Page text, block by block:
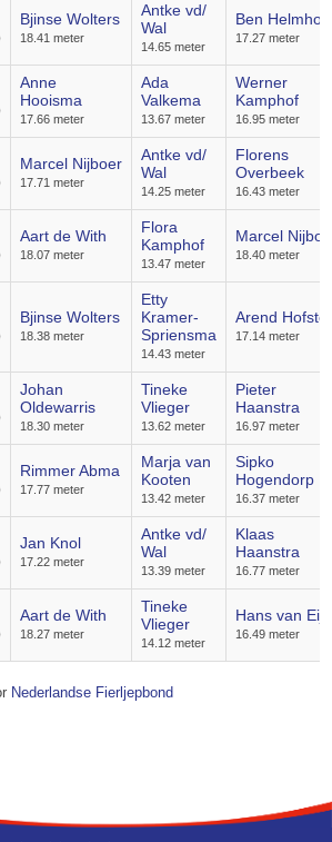
Bjinse Wolters
18.41 meter
Antke vd/
Wal
14.65 meter
Ben Helmholt
17.27 meter
Anne
Hooisma
17.66 meter
Ada
Valkema
13.67 meter
Werner
Kamphof
16.95 meter
Marcel Nijboer
17.71 meter
Antke vd/
Wal
14.25 meter
Florens
Overbeek
16.43 meter
Aart de With
18.07 meter
Flora
Kamphof
13.47 meter
Marcel
18.40 meter
Bjinse Wolters
18.38 meter
Etty
Kramer-
Spriensma
14.43 meter
Arend
17.14 meter
Johan
Oldewarris
18.30 meter
Tineke
Vlieger
13.62 meter
Pieter
Haanstra
16.97 meter
Rimmer Abma
17.77 meter
Marja van
Kooten
13.42 meter
Sipko
Hogendorp
16.37 meter
Jan Knol
17.22 meter
Antke vd/
Wal
13.39 meter
Klaas
Haanstra
16.77 meter
Aart de With
18.27 meter
Tineke
Vlieger
14.12 meter
Hans van Eijk
16.49 meter
Nederlandse Fierljepbond